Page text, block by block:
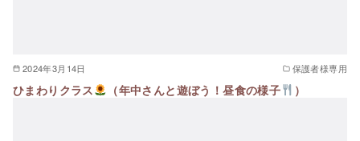
2024年3月14日 保護者様専用
ひまわりクラス （年中さんと遊ぼう！昼食の様子 ）